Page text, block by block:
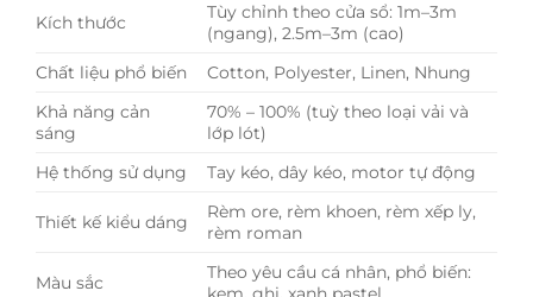
Kích thước
Tùy chỉnh theo cửa sổ: 1m–3m
(ngang), 2.5m–3m (cao)
Chất liệu phổ biến
Cotton, Polyester, Linen, Nhung
Khả năng cản
sáng
70% – 100% (tuỳ theo loại vải và
lớp lót)
Hệ thống sử dụng
Tay kéo, dây kéo, motor tự động
Thiết kế kiểu dáng
Rèm ore, rèm khoen, rèm xếp ly,
rèm roman
Màu sắc
Theo yêu cầu cá nhân, phổ biến: